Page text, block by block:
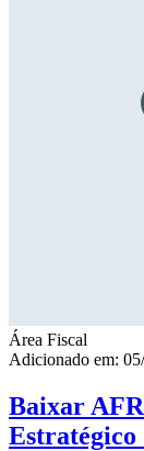
Área Fiscal
Adicionado em:
Baixar
Estratégico